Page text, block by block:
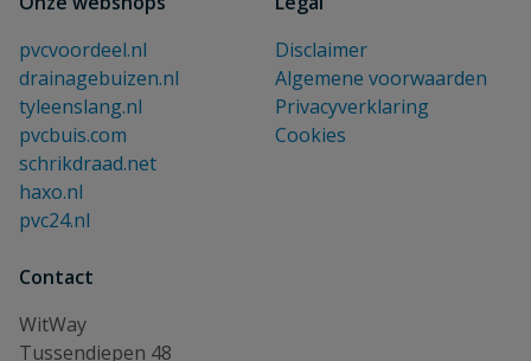
pvcvoordeel.nl
drainagebuizen.nl
tyleenslang.nl
pvcbuis.com
schrikdraad.net
haxo.nl
pvc24.nl
Disclaimer
Algemene voorwaarden
Privacyverklaring
Cookies
Contact
WitWay
Tussendiepen 48